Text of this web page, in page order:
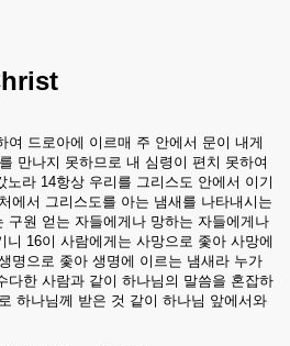
여 드로아에 이르매 주 안에서 문이 내게
만나지 못하므로 내 심령이 편치 못하여
노라 14항상 우리를 그리스도 안에서 이기
에서 그리스도를 아는 냄새를 나타내시는
구원 얻는 자들에게나 망하는 자들에게나
니 16이 사람에게는 사망으로 좇아 사망에
명으로 좇아 생명에 이르는 냄새라 누가
다한 사람과 같이 하나님의 말씀을 혼잡하
하나님께 받은 것 같이 하나님 앞에서와